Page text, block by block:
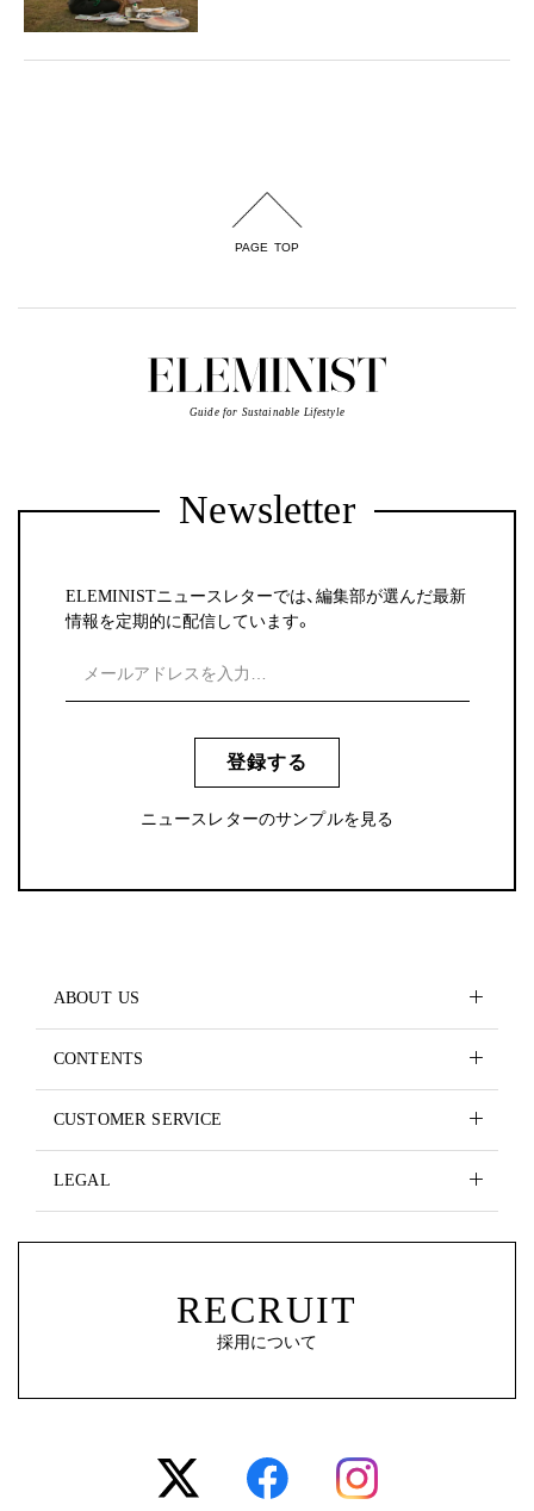
PAGE TOP
Guide for Sustainable Lifestyle
Newsletter
ELEMINISTニュースレターでは、編集部が選んだ最新
情報を定期的に配信しています。
登録する
ニュースレターのサンプルを見る
ABOUT US
CONTENTS
CUSTOMER SERVICE
LEGAL
RECRUIT
採用について